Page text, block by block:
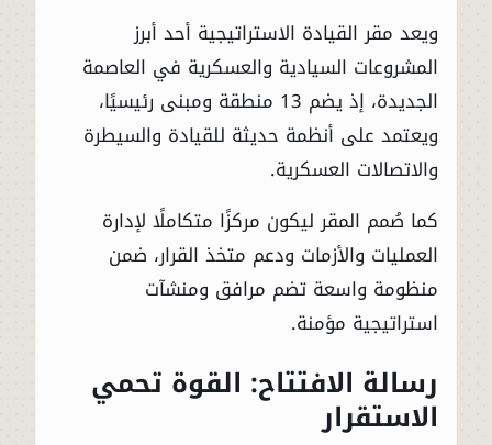
ويعد مقر القيادة الاستراتيجية أحد أبرز
المشروعات السيادية والعسكرية في العاصمة
الجديدة، إذ يضم 13 منطقة ومبنى رئيسيًا،
ويعتمد على أنظمة حديثة للقيادة والسيطرة
والاتصالات العسكرية.
كما صُمم المقر ليكون مركزًا متكاملًا لإدارة
العمليات والأزمات ودعم متخذ القرار، ضمن
منظومة واسعة تضم مرافق ومنشآت
استراتيجية مؤمنة.
رسالة الافتتاح: القوة تحمي
الاستقرار